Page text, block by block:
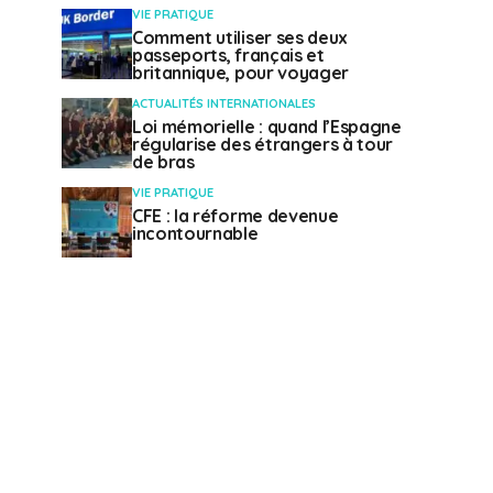
VIE PRATIQUE
Comment utiliser ses deux
passeports, français et
britannique, pour voyager
ACTUALITÉS INTERNATIONALES
Loi mémorielle : quand l’Espagne
régularise des étrangers à tour
de bras
VIE PRATIQUE
CFE : la réforme devenue
incontournable